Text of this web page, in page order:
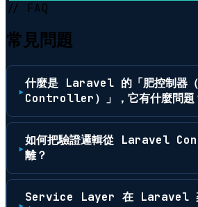
// FAQ
常見問題
什麼是 Laravel 的「肥控制器
Controller）」，它有什麼問題
如何把驗證邏輯從 Laravel
離？
Service Layer 在 Laravel 架